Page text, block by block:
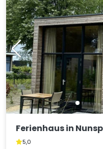
Ferienhaus in
5,0